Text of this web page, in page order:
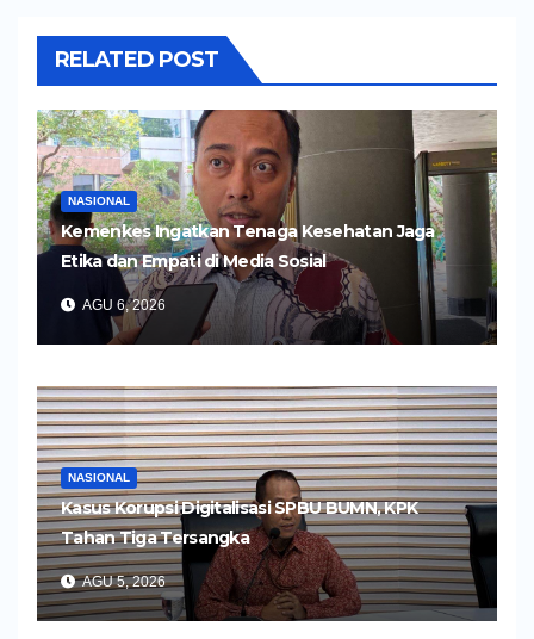
RELATED POST
NASIONAL
Kemenkes Ingatkan Tenaga Kesehatan Jaga
Etika dan Empati di Media Sosial
AGU 6, 2026
NASIONAL
Kasus Korupsi Digitalisasi SPBU BUMN, KPK
Tahan Tiga Tersangka
AGU 5, 2026